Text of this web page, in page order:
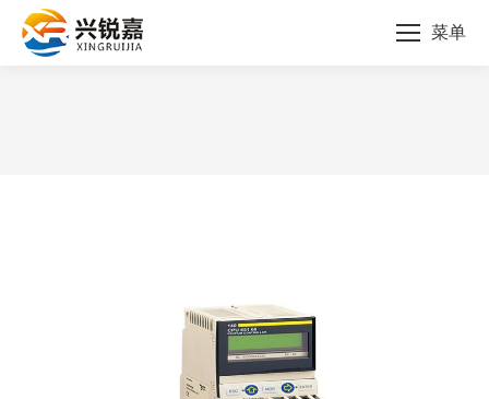
菜单